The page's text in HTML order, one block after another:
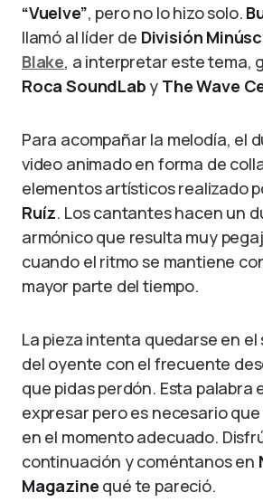
“Vuelve”, pero no lo hizo solo.
llamó al líder de División
Blake, a interpretar este tema,
Roca SoundLab y TheWave
Para acompañar la melodía, el
video animado en forma de
elementos artísticos realizado
Ruíz. Los cantantes hacen un
armónico que resulta muy
cuando el ritmo se mantiene
mayor parte del tiempo.
La pieza intenta quedarse en
del oyente con el frecuente
que pidas perdón. Esta palabra
expresar pero es necesario
en el momento adecuado.
continuación y coméntanos en
Magazine qué te pareció.